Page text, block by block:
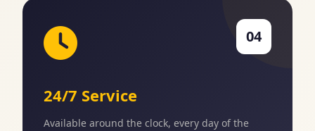
04
24/7 Service
Available around the clock, every day of the